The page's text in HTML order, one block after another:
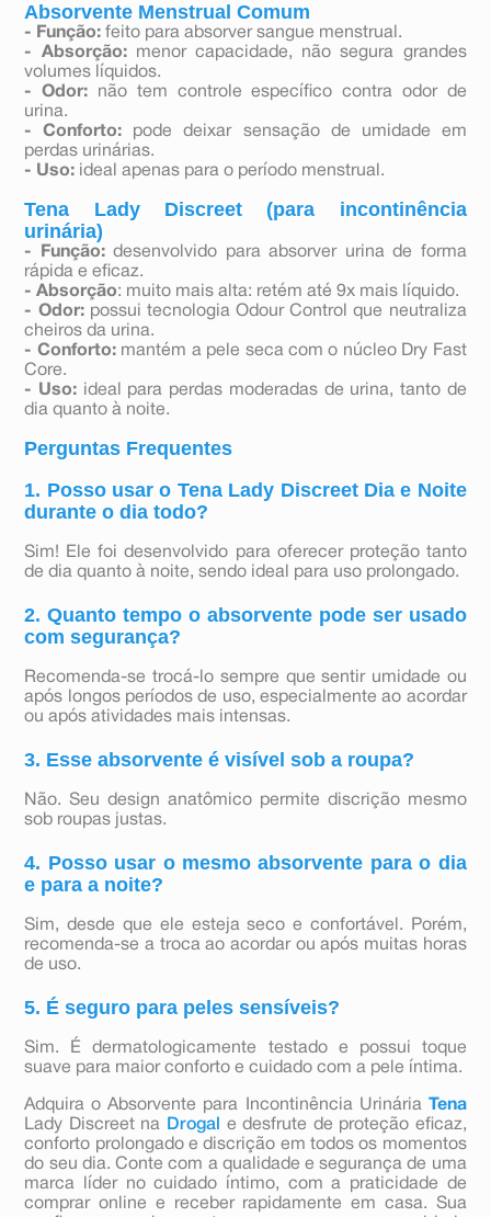
Absorvente Menstrual Comum
- Função: feito para absorver sangue menstrual.
- Absorção:menor capacidade, não segura grandes
volumes líquidos.
- Odor: não tem controle específico contra odor de
urina.
- Conforto: pode deixar sensação de umidade em
perdas urinárias.
- Uso: ideal apenas para o período menstrual.
Tena Lady Discreet (para incontinência
urinária)
- Função:desenvolvido para absorver urina de forma
rápida e eficaz.
- Absorção: muito mais alta: retém até 9x mais líquido.
- Odor: possui tecnologia Odour Control que neutraliza
cheiros da urina.
- Conforto:mantém a pele seca com o núcleo Dry Fast
Core.
- Uso: ideal para perdas moderadas de urina, tanto de
dia quanto à noite.
Perguntas Frequentes
1. Posso usar o Tena Lady Discreet Dia e Noite
durante o dia todo?
Sim! Ele foi desenvolvido para oferecer proteção tanto
de dia quanto à noite, sendo ideal para uso prolongado.
2. Quanto tempo o absorvente pode ser usado
com segurança?
Recomenda-se trocá-lo sempre que sentir umidade ou
após longos períodos de uso, especialmente ao acordar
ou após atividades mais intensas.
3. Esse absorvente é visível sob a roupa?
Não. Seu design anatômico permite discrição mesmo
sob roupas justas.
4. Posso usar o mesmo absorvente para o dia
e para a noite?
Sim, desde que ele esteja seco e confortável. Porém,
recomenda-se a troca ao acordar ou após muitas horas
de uso.
5. É seguro para peles sensíveis?
Sim. É dermatologicamente testado e possui toque
suave para maior conforto e cuidado com a pele íntima.
Adquira o Absorvente para Incontinência UrináriaTena
Lady Discreet na
Drogal
e desfrute de proteção eficaz,
conforto prolongado e discrição em todos os momentos
do seu dia. Conte com a qualidade e segurança de uma
marca líder no cuidado íntimo, com a praticidade de
comprar online e receber rapidamente em casa. Sua